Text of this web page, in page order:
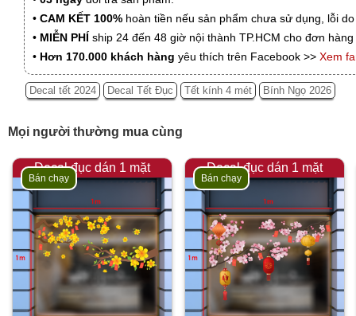
• CAM KẾT 100% hoàn tiền nếu sản phẩm chưa sử dụng, lỗi
• MIỄN PHÍ ship 24 đến 48 giờ nội thành TP.HCM cho đơn
• Hơn 170.000 khách hàng yêu thích trên Facebook >> Xem
Decal tết 2024 Decal Tết Đục Tết kính 4 mét Bính Ngọ 2026
Mọi người thường mua cùng
Decal đục dán 1 mặt
Bán chạy
Decal đục dán 1 mặt
Bán chạy